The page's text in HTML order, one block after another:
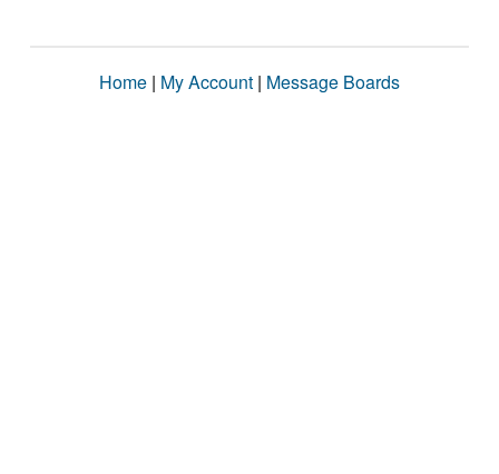
Home | My Account | Message Boards